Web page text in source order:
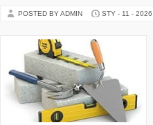
POSTED BY ADMIN STY - 11 - 2026